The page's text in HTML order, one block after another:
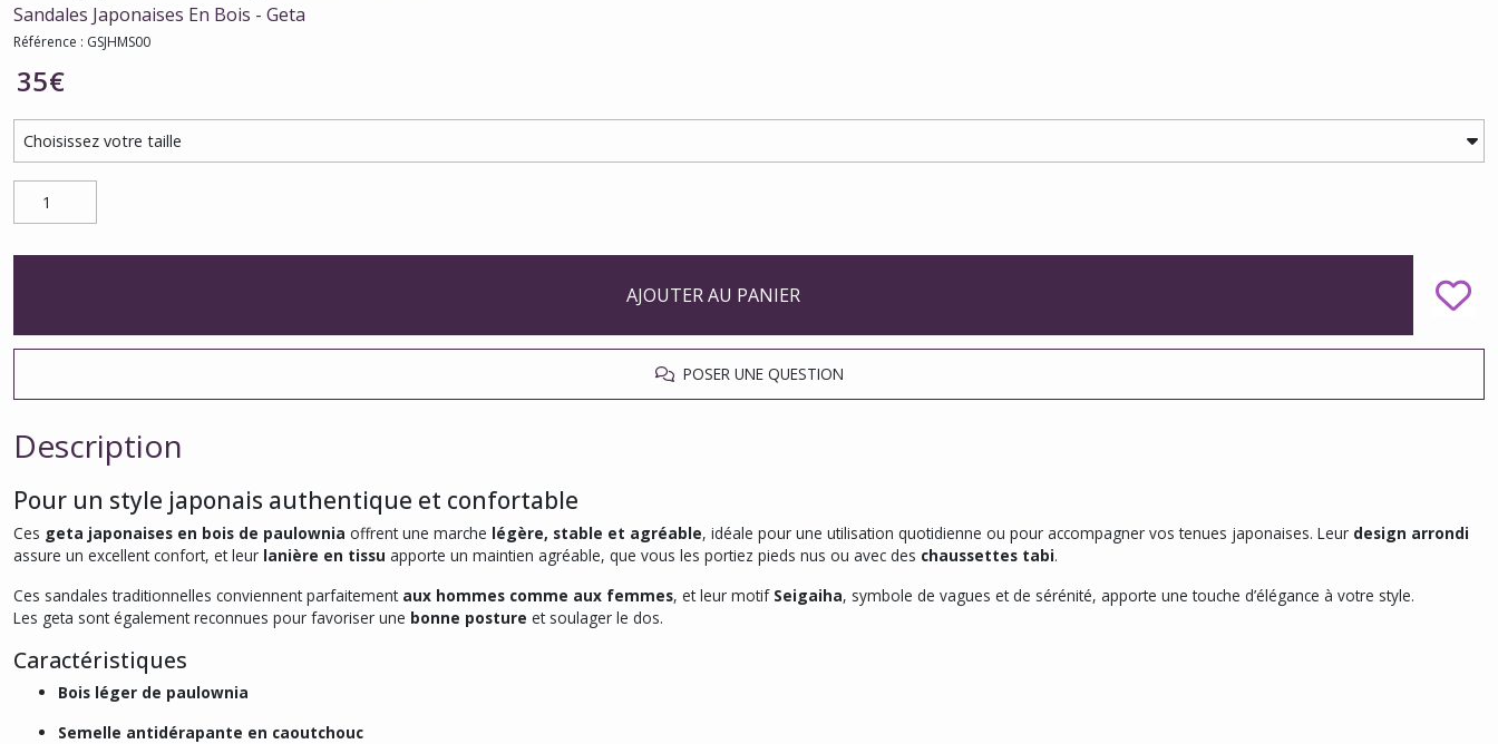
Sandales Japonaises En Bois - Geta
Référence : GSJHMS00
35€
AJOUTER AU PANIER
POSER UNE QUESTION
Description
Pour un style japonais authentique et confortable
Ces geta japonaises en bois de paulownia offrent une marche légère, stable et agréable, idéale pour une utilisation quotidienne ou pour accompagner vos tenues japonaises. Leur design arrondi
assure un excellent confort, et leur lanière en tissu apporte un maintien agréable, que vous les portiez pieds nus ou avec des chaussettes tabi.
Ces sandales traditionnelles conviennent parfaitement aux hommes comme aux femmes, et leur motif Seigaiha, symbole de vagues et de sérénité, apporte une touche d’élégance à votre style.
Les geta sont également reconnues pour favoriser une bonne posture et soulager le dos.
Caractéristiques
Bois léger de paulownia
Semelle antidérapante en caoutchouc